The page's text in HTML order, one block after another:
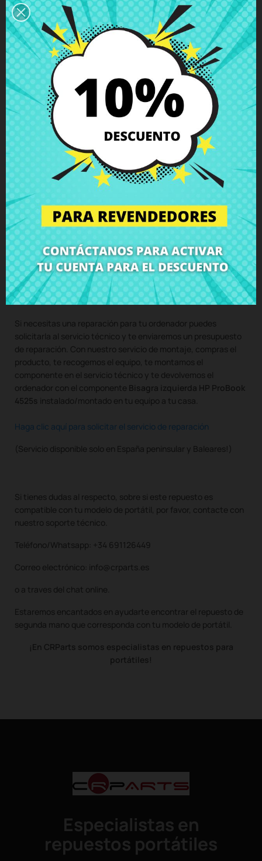
Descripción
Grados
Comentarios
Bisagra izquierda HP ProBook 4525s
con tornillos incluidos
CompraBisagra izquierda HP ProBook 4525sal mejor precio
en CRParts - PRODUCTO USADO ORIGINAL - disponible
también con nuestro servicio de montaje.
Si necesitas una reparación para tu ordenador puedes
solicitarla al servicio técnico y te enviaremos un presupuesto
de reparación. Con nuestro servicio de montaje, compras el
producto, te recogemos el equipo, te montamos el
componente en el servicio técnico y te devolvemos el
ordenador con el componente Bisagra izquierda HP ProBook
4525s instalado/montado en tu equipo a tu casa.
Haga clic aquí para solicitar el servicio de reparación
(Servicio disponible solo en España peninsular y Baleares!)
Si tienes dudas al respecto, sobre si este repuesto es
compatible con tu modelo de portátil, por favor, contacte con
nuestro soporte técnico.
Teléfono/Whatsapp: +34 691126449
Correo electrónico: info@crparts.es
o a traves del chat online.
Estaremos encantados en ayudarte encontrar el repuesto de
segunda mano que corresponda con tu modelo de portátil.
¡En CRParts somos especialistas en repuestos para
portátiles!
Especialistas en
repuestos portátiles